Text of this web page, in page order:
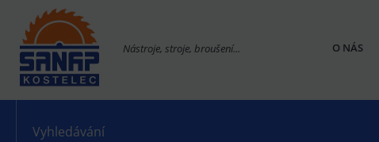
Nástroje, stroje, broušení... O NÁS